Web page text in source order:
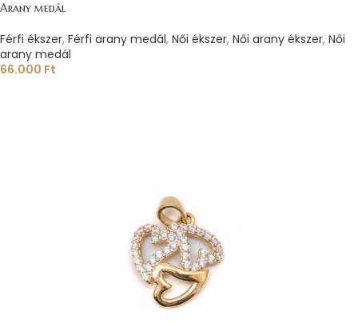
Arany medál
Férfi ékszer, Férfi arany medál, Női ékszer, Női arany ékszer, Női
arany medál
66.000 Ft